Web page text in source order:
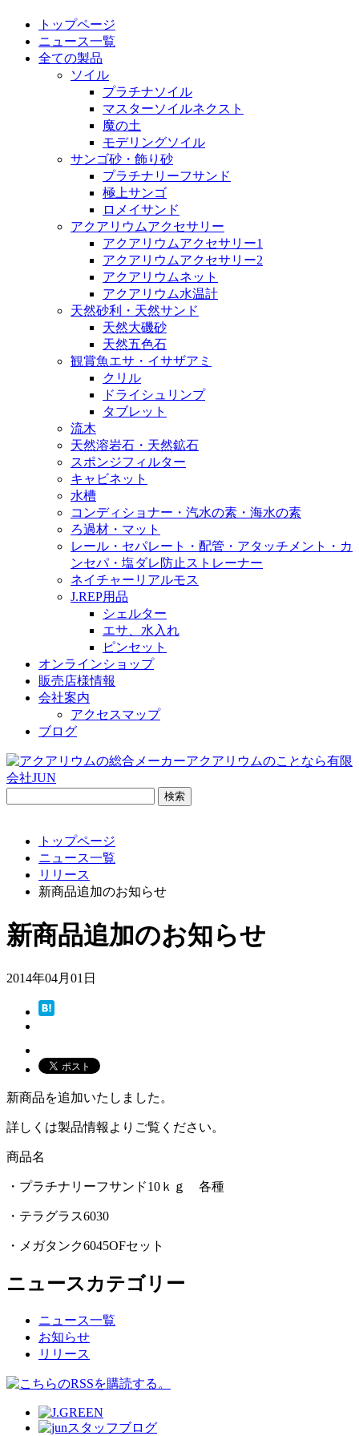
トップページ
ニュース一覧
全ての製品
ソイル
プラチナソイル
マスターソイルネクスト
魔の土
モデリングソイル
サンゴ砂・飾り砂
プラチナリーフサンド
極上サンゴ
ロメイサンド
アクアリウムアクセサリー
アクアリウムアクセサリー1
アクアリウムアクセサリー2
アクアリウムネット
アクアリウム水温計
天然砂利・天然サンド
天然大磯砂
天然五色石
観賞魚エサ・イサザアミ
クリル
ドライシュリンプ
タブレット
流木
天然溶岩石・天然鉱石
スポンジフィルター
キャビネット
水槽
コンディショナー・汽水の素・海水の素
ろ過材・マット
レール・セパレート・配管・アタッチメント・カ
ンセパ・塩ダレ防止ストレーナー
ネイチャーリアルモス
J.REP用品
シェルター
エサ、水入れ
ピンセット
オンラインショップ
販売店様情報
会社案内
アクセスマップ
ブログ
トップページ
ニュース一覧
リリース
新商品追加のお知らせ
新商品追加のお知らせ
2014年04月01日
新商品を追加いたしました。
詳しくは製品情報よりご覧ください。
商品名
・プラチナリーフサンド10ｋｇ 各種
・テラグラス6030
・メガタンク6045OFセット
ニュースカテゴリー
ニュース一覧
お知らせ
リリース